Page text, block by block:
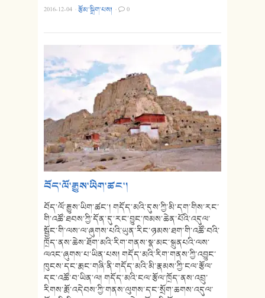
2016-12-04 ·རྩོམ་སྒྲིག་པས། · 0
བོད་ལོ་རྒྱུས་ཡིག་ཚང་།
བོད་ལོ་རྒྱུས་ཡིག་ཚང་། གདོད་མའི་དུས་ཀྱི་མི་དག་གིས་རང་
གི་འཚོ་ཐབས་ཀྱི་དོན་དུ་རང་བྱུང་ཁམས་ཆེན་པོའི་འདུལ་
སྦྱོང་གི་ལས་ལ་ཞུགས་པའི་ཡུན་རིང་ཉམས་ཐག་གི་འཚོ་བའི་
ཁྲོད་ནས་ཆེས་ཐོག་མའི་རིག་གནས་སྣ་མང་སྐྲུནཔའི་ལས་
ལའང་ཞུགས་པ་ཡིན་པས། གདོད་མའི་རིག་གནས་ཀྱི་འབྱུང་
ཁུངས་དང་རྨང་གཞི་ནི་གདོད་མའི་མི་རྣམས་ཀྱི་ངལ་རྩོལ་
དང་འཚོ་བ་ཡིན་ལ། གདོད་མའི་ངལ་རྩོལ་ཁྲོད་ནས་འབྲུ་
རིགས་རྨོ་འདེབས་ཀྱི་གནས་ལུགས་དང་སྲོག་ཆགས་འདུལ་